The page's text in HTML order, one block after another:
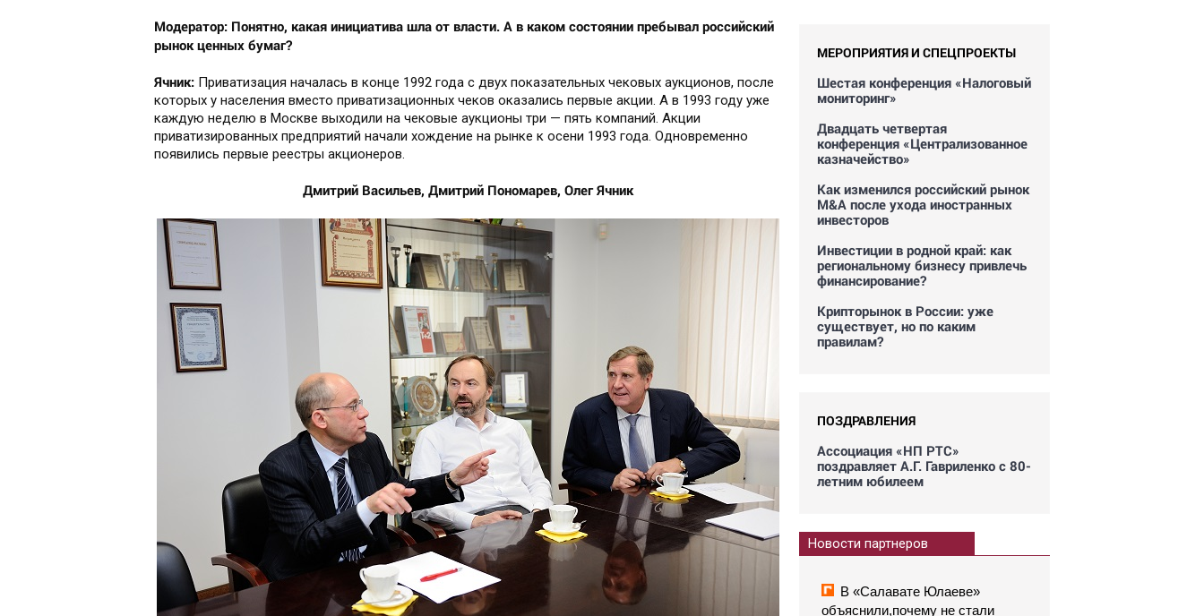
Модератор: Понятно, какая инициатива шла от власти. А в каком состоянии пребывал российский
рынок ценных бумаг?
Ячник: Приватизация началась в конце 1992 года с двух показательных чековых аукционов, после
которых у населения вместо приватизационных чеков оказались первые акции. А в 1993 году уже
каждую неделю в Москве выходили на чековые аукционы три — пять компаний. Акции
приватизированных предприятий начали хождение на рынке к осени 1993 года. Одновременно
появились первые реестры акционеров.
Дмитрий Васильев, Дмитрий Пономарев, Олег Ячник
МЕРОПРИЯТИЯ И СПЕЦПРОЕКТЫ
Шестая конференция «Налоговый
мониторинг»
Двадцать четвертая
конференция «Централизованное
казначейство»
Как изменился российский рынок
M&A после ухода иностранных
инвесторов
Инвестиции в родной край: как
региональному бизнесу привлечь
финансирование?
Крипторынок в России: уже
существует, но по каким
правилам?
ПОЗДРАВЛЕНИЯ
Ассоциация «НП РТС»
поздравляет А.Г. Гавриленко с 80-
летним юбилеем
Новости партнеров
В «Салавате Юлаеве»
объяснили,почему не стали